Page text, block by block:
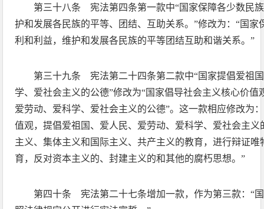
第三十八条 宪法第四条第一款中“国家保障各少数民
护和发展各民族的平等、团结、互助关系。”修改为：“国家
利和利益，维护和发展各民族的平等团结互助和谐关系。”
第三十九条 宪法第二十四条第二款中“国家提倡爱祖
学、爱社会主义的公德”修改为“国家倡导社会主义核心价
爱劳动、爱科学、爱社会主义的公德”。这一款相应修改为
值观，提倡爱祖国、爱人民、爱劳动、爱科学、爱社会主
主义、集体主义和国际主义、共产主义的教育，进行辩证
育，反对资本主义的、封建主义的和其他的腐朽思想。”
第四十条 宪法第二十七条增加一款，作为第三款：“